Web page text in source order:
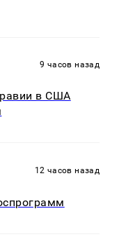
9 часов назад
в США
12 часов назад